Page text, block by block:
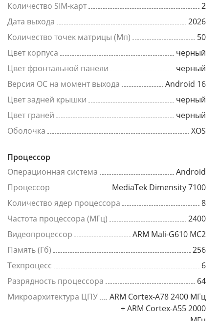
Количество SIM-карт
2
Дата выхода
2026
Количество точек матрицы (Мп)
50
Цвет корпуса
черный
Цвет фронтальной панели
черный
Версия ОС на момент выхода
Android 16
Цвет задней крышки
черный
Цвет граней
черный
Оболочка
XOS
Процессор
Операционная система
Android
Процессор
MediaTek Dimensity 7100
Количество ядер процессора
8
Частота процессора (МГц)
2400
Видеопроцессор
ARM Mali-G610 MC2
Память (Гб)
256
Техпроцесс
6
Разрядность процессора
64
Микроархитектура ЦПУ
ARM Cortex-A78 2400 МГц
+ ARM Cortex-A55 2000